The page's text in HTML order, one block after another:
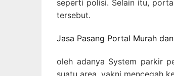
seperti polisi. Selain itu,
tersebut.
Jasa Pasang Portal Murah
oleh adanya System parkir